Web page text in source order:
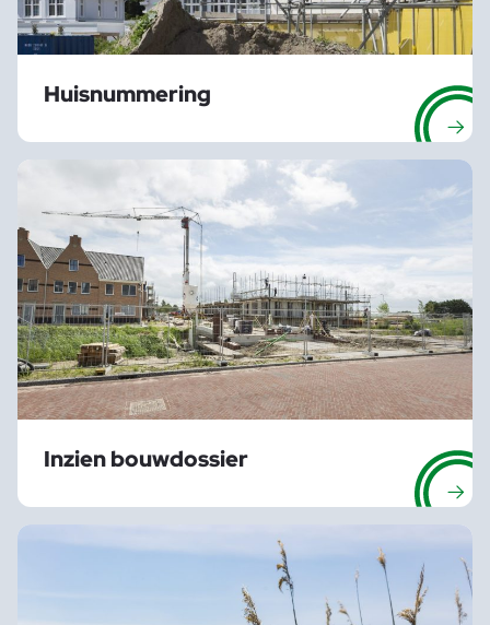
Huisnummering
Inzien bouwdossier